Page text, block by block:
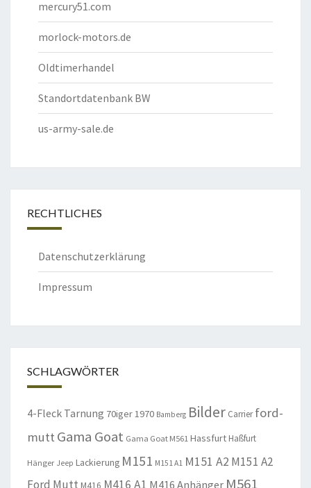
mercury51.com
morlock-motors.de
Oldtimerhandel
Standortdatenbank BW
us-army-sale.de
RECHTLICHES
Datenschutzerklärung
Impressum
SCHLAGWÖRTER
4-Fleck Tarnung 70iger1970 Bamberg Bilder Carrier ford-
mutt Gama Goat Gama Goat M561 Hassfurt Haßfurt
Hänger Jeep Lackierung M151 M151 A1 M151 A2 M151 A2
Ford Mutt M416 M416 A1 M416 Anhänger M561